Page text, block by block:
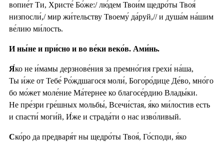
вопие́т Ти, Христе́ Бо́же:/ лю́дем Твои́м щедро́ты Твоя́
низпосли́,/ мир жи́тельству Твоему́ да́руй,// и душа́м на́шим
ве́лию ми́лость.
И ны́не и при́сно и во ве́ки веко́в. Ами́нь.
Я́ко не и́мамы дерзнове́ния за премно́гия грехи́ на́ша,
Ты и́же от Тебе́ Ро́ждшагося моли́, Богоро́дице Де́во, мно́го
бо мо́жет моле́ние Ма́тернее ко благосе́рдию Влады́ки.
Не пре́зри гре́шных мольбы́, Всечи́стая, я́ко ми́лостив есть
и спасти́ моги́й, И́же и страда́ти о нас изво́ливый.
Ско́ро да предваря́т ны щедро́ты Твоя́, Го́споди, я́ко